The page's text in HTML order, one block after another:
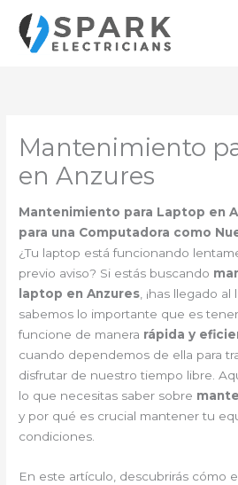
contenido
Mantenimiento
en Anzures
Mantenimiento para Laptop en
para una Computadora como
¿Tu laptop está funcionando
previo aviso? Si estás buscando
laptop en Anzures, ¡has llegado
sabemos lo importante que es
funcione de manera rápida y
cuando dependemos de ella para
disfrutar de nuestro tiempo libre.
lo que necesitas saber sobre
y por qué es crucial mantener tu
condiciones.
En este artículo, descubrirás cómo